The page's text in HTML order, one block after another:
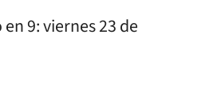
9: viernes 23 de